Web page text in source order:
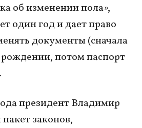
об изменении пола»,
один год и дает право
документы (сначала
рождении, потом паспорт
президент Владимир
законов,